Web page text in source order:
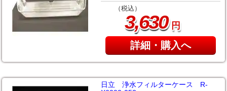
（税込）
3,630円
詳細・購入へ
日立 浄水フィルターケース R-